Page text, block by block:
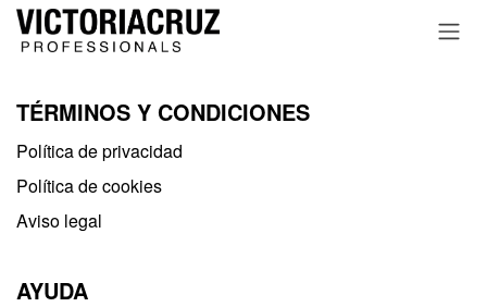
Ir al contenido
TÉRMINOS Y CONDICIONES
Política de privacidad​
Política de cookies
Aviso legal
AYUDA